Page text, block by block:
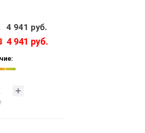
4 941 руб.
4 941 руб.